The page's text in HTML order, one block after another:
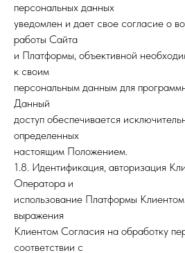
персональных данных
уведомлен и дает свое согласие о
работы Сайта
и Платформы, объективной
к своим
персональным данным для
Данный
доступ обеспечивается
определенных
настоящим Положением.
1.8. Идентификация, авторизация
Оператора и
использование Платформы
выражения
Клиентом Согласия на обработку
соответствии с